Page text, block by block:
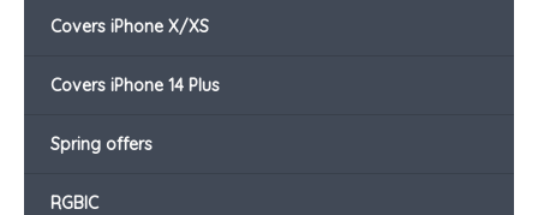
Covers iPhone X/XS
Covers iPhone 14 Plus
Spring offers
RGBIC